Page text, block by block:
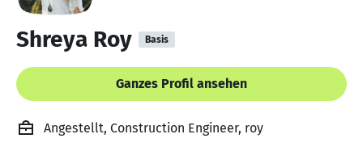
Shreya Roy Basis
Ganzes Profil ansehen
Angestellt, Construction Engineer, roy